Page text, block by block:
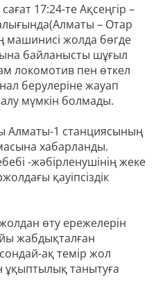
17:24-те Ақсеңгір –
– Отар
машинисі жолда бөгде
байланысты шұғыл
локомотив пен өткел
берулеріне жауап
мүмкін болмады.
Алматы-1 станциясының
хабарланды.
-жәбірленушінің жеке
қауіпсіздік
өту ережелерін
жабдықталған
ақ темір жол
танытуға